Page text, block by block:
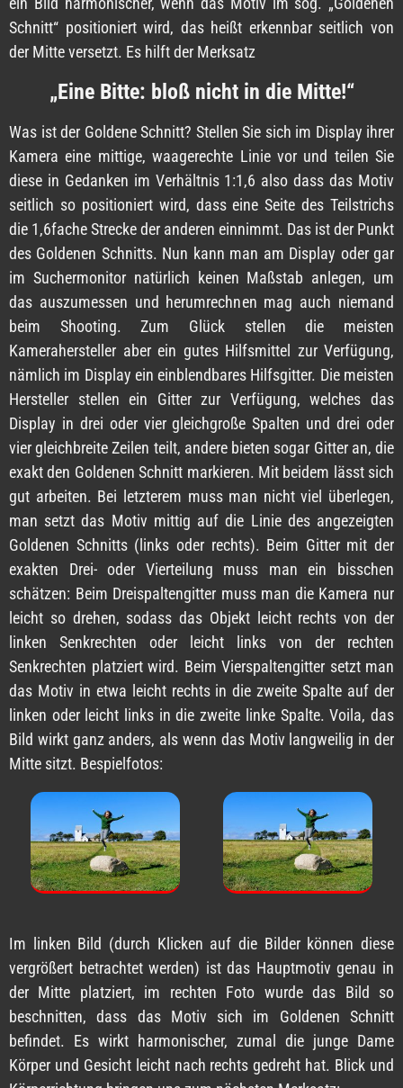
Schnitt“ positioniert wird, das heißt erkennbar seitlich von
der Mitte versetzt. Es hilft der Merksatz
„Eine Bitte: bloß nicht in die Mitte!“
Was ist der Goldene Schnitt? Stellen Sie sich im Display ihrer
Kamera eine mittige, waagerechte Linie vor und teilen Sie
diese in Gedanken im Verhältnis 1:1,6 also dass das Motiv
seitlich so positioniert wird, dass eine Seite des Teilstrichs
die 1,6fache Strecke der anderen einnimmt. Das ist der Punkt
des Goldenen Schnitts. Nun kann man am Display oder gar
im Suchermonitor natürlich keinen Maßstab anlegen, um
das auszumessen und herumrechnen mag auch niemand
beim Shooting. Zum Glück stellen die meisten
Kamerahersteller aber ein gutes Hilfsmittel zur Verfügung,
nämlich im Display ein einblendbares Hilfsgitter. Die meisten
Hersteller stellen ein Gitter zur Verfügung, welches das
Display in drei oder vier gleichgroße Spalten und drei oder
vier gleichbreite Zeilen teilt, andere bieten sogar Gitter an, die
exakt den Goldenen Schnitt markieren. Mit beidem lässt sich
gut arbeiten. Bei letzterem muss man nicht viel überlegen,
man setzt das Motiv mittig auf die Linie des angezeigten
Goldenen Schnitts (links oder rechts). Beim Gitter mit der
exakten Drei- oder Vierteilung muss man ein bisschen
schätzen: Beim Dreispaltengitter muss man die Kamera nur
leicht so drehen, sodass das Objekt leicht rechts von der
linken Senkrechten oder leicht links von der rechten
Senkrechten platziert wird. Beim Vierspaltengitter setzt man
das Motiv in etwa leicht rechts in die zweite Spalte auf der
linken oder leicht links in die zweite linke Spalte. Voila, das
Bild wirkt ganz anders, als wenn das Motiv langweilig in der
Mitte sitzt. Bespielfotos:
Im linken Bild (durch Klicken auf die Bilder können diese
vergrößert betrachtet werden) ist das Hauptmotiv genau in
der Mitte platziert, im rechten Foto wurde das Bild so
beschnitten, dass das Motiv sich im Goldenen Schnitt
befindet. Es wirkt harmonischer, zumal die junge Dame
Körper und Gesicht leicht nach rechts gedreht hat. Blick und